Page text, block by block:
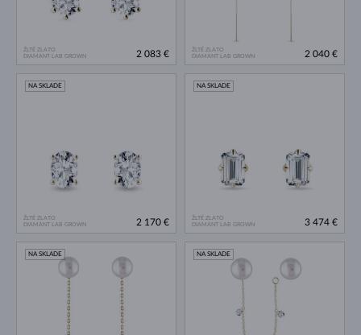
ŽLTÉ ZLATO
DIAMANT LAB GROWN
2 083 €
ŽLTÉ ZLATO
DIAMANT LAB GROWN
2 040 €
ŽLTÉ ZLATO
DIAMANT LAB GROWN
NA SKLADE
2 170 €
ŽLTÉ ZLATO
DIAMANT LAB GROWN
NA SKLADE
3 474 €
NA SKLADE NA SKLADE